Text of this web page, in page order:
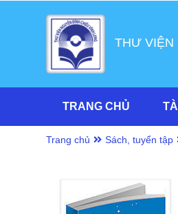
THƯ VIỆN
TRANG CHỦ
Trang chủ Sách, tuyển tập